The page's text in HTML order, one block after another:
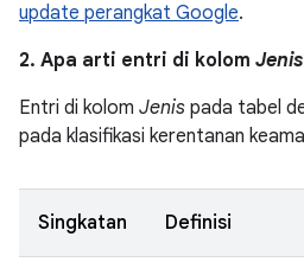
update perangkat Google.
2. Apa arti entri di kolom Jenis
Entri di kolom Jenis pada tabel
pada klasifikasi kerentanan
Singkatan Definisi